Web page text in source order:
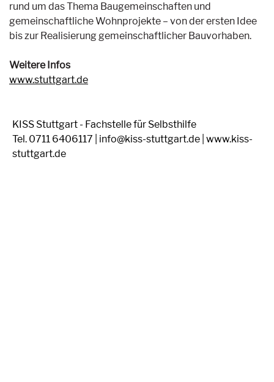
rund um das Thema Baugemeinschaften und
gemeinschaftliche Wohnprojekte – von der ersten Idee
bis zur Realisierung gemeinschaftlicher Bauvorhaben.
Weitere Infos
www.stuttgart.de
KISS Stuttgart - Fachstelle für Selbsthilfe
Tel. 0711 6406117 | info@kiss-stuttgart.de | www.kiss-
stuttgart.de